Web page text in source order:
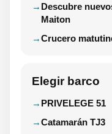
Descubre
Maiton
Crucero
Elegir barco
PRIVELEGE 51
Catamarán TJ3